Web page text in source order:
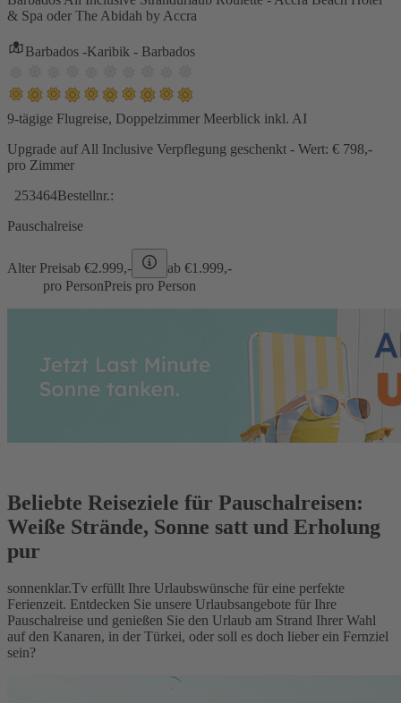
& Spa oder The Abidah by Accra
Barbados -Karibik - Barbados
9-tägige Flugreise, Doppelzimmer Meerblick inkl. AI
Upgrade auf All Inclusive Verpflegung geschenkt - Wert: € 798,-
pro Zimmer
253464Bestellnr.:
Pauschalreise
Alter Preisab €2.999,- ab €1.999,-
pro PersonPreis pro Person
Beliebte Reiseziele für Pauschalreisen:
Weiße Strände, Sonne satt und Erholung
pur
sonnenklar.Tv erfüllt Ihre Urlaubswünsche für eine perfekte
Ferienzeit. Entdecken Sie unsere Urlaubsangebote für Ihre
Pauschalreise und genießen Sie den Urlaub am Strand Ihrer Wahl
auf den Kanaren, in der Türkei, oder soll es doch lieber ein Fernziel
sein?